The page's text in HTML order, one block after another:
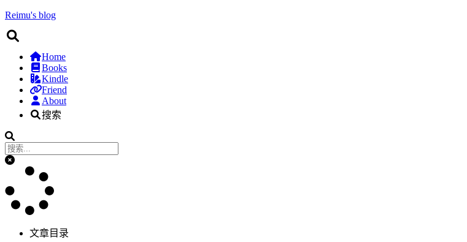
Reimu's blog
Home
Books
Kindle
Friend
About
搜索
文章目录